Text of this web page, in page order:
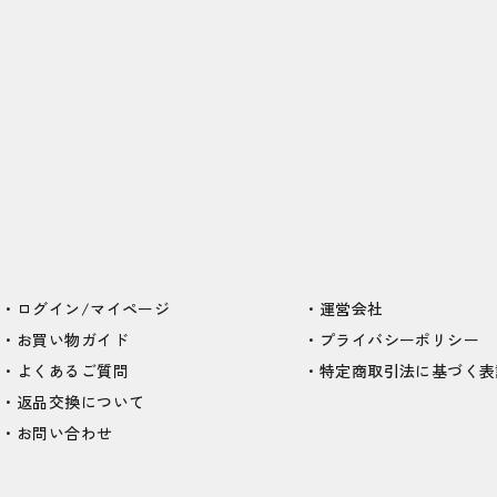
ログイン/マイページ
お買い物ガイド
よくあるご質問
返品交換について
お問い合わせ
運営会社
プライバシーポリシー
特定商取引法に基づく